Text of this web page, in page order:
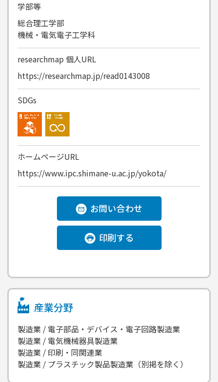
学部等
総合理工学部
機械・電気電子工学科
researchmap 個人URL
https://researchmap.jp/read0143008
SDGs
ホームページURL
https://www.ipc.shimane-u.ac.jp/yokota/
お問い合わせ
印刷する
産業分野
製造業 / 電子部品・デバイス・電子回路製造業
製造業 / 電気機械器具製造業
製造業 / 印刷・同関連業
製造業 / プラスチック製品製造業（別掲を除く）